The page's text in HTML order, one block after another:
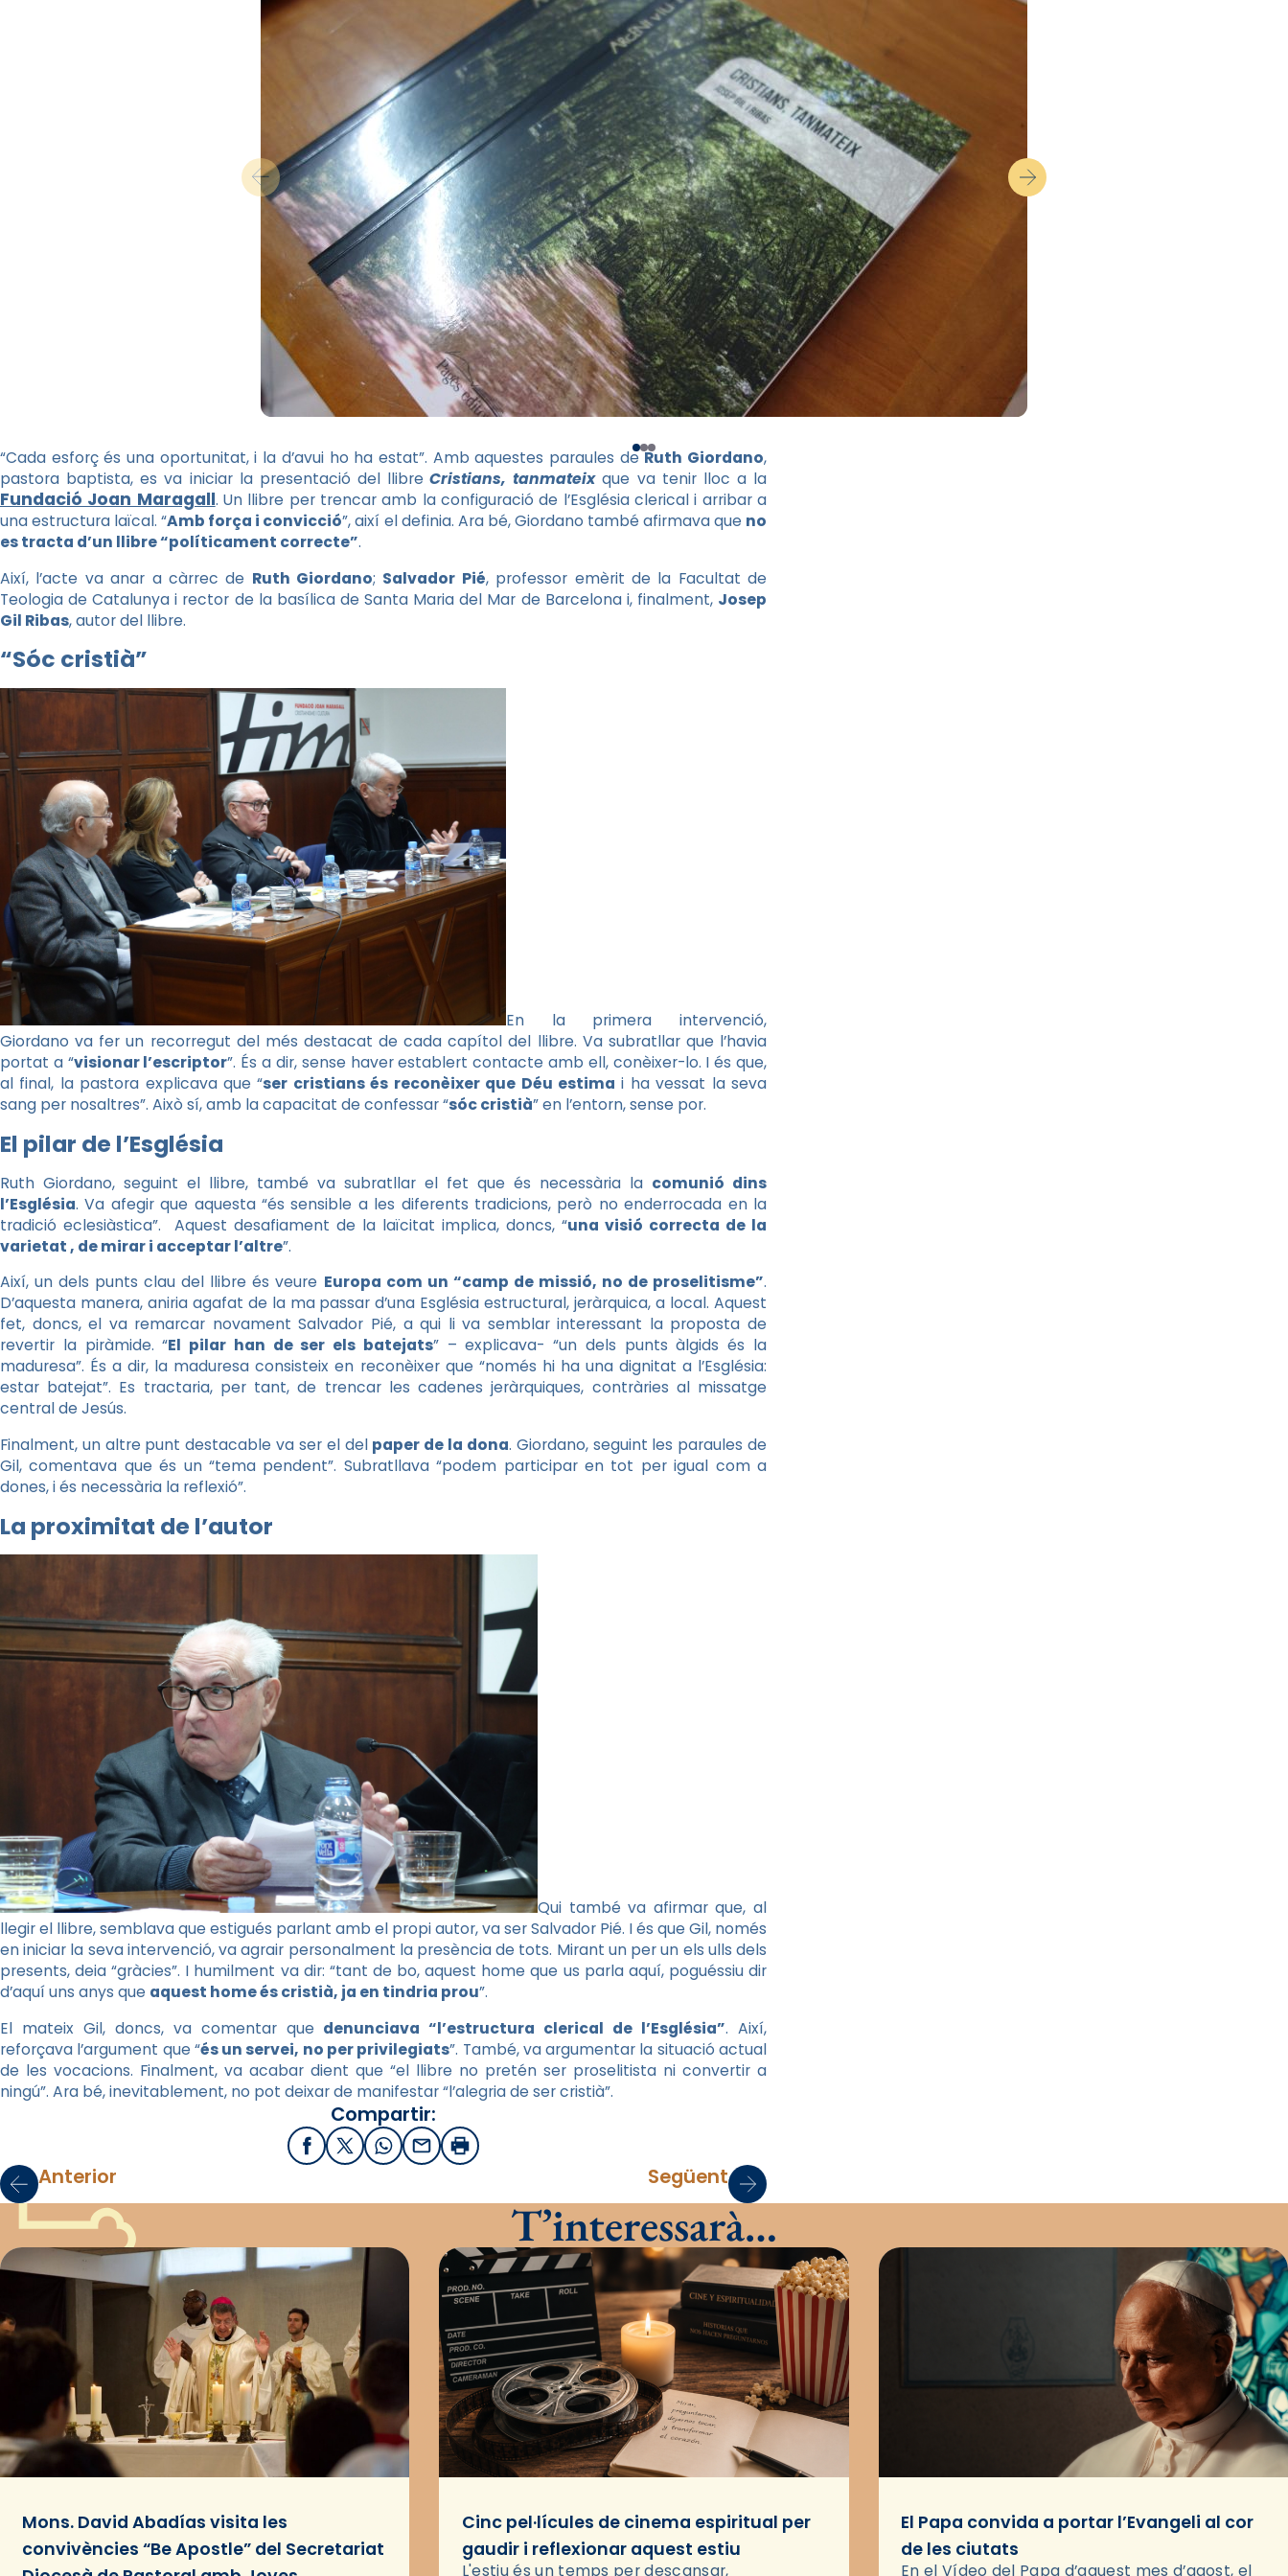
“Cada esforç és una oportunitat, i la d’avui ho ha estat”. Amb aquestes paraules deRuth Giordano,
pastora baptista, es va iniciar la presentació del llibre Cristians, tanmateixque va tenir lloc a la
Fundació Joan Maragall. Un llibre per trencar amb la configuració de l’Església clerical i arribar a
una estructura laïcal. “Amb força i convicció”, així el definia. Ara bé, Giordano també afirmava que no
es tracta d’un llibre “políticament correcte”.
Així, l’acte va anar a càrrec de Ruth Giordano; Salvador Pié, professor emèrit de la Facultat de
Teologia de Catalunya i rector de la basílica de Santa Maria del Mar de Barcelona i, finalment, Josep
Gil Ribas, autor del llibre.
“Sóc cristià”
En la primera intervenció,
Giordano va fer un recorregut del més destacat de cada capítol del llibre. Va subratllar que l’havia
portat a “visionar l’escriptor”. És a dir, sense haver establert contacte amb ell, conèixer-lo. I és que,
al final, la pastora explicava que “ser cristians és reconèixer que Déu estima i ha vessat la seva
sang per nosaltres”. Això sí, amb la capacitat de confessar “sóc cristià” en l’entorn, sense por.
El pilar de l’Església
Ruth Giordano, seguint el llibre, també va subratllar el fet que és necessària la comunió dins
l’Església. Va afegir que aquesta “és sensible a les diferents tradicions, però no enderrocada en la
tradició eclesiàstica”. Aquest desafiament de la laïcitat implica, doncs, “una visió correcta de la
varietat , de mirar i acceptar l’altre”.
Així, un dels punts clau del llibre és veure Europa com un “camp de missió, no de proselitisme”.
D’aquesta manera, aniria agafat de la ma passar d’una Església estructural, jeràrquica, a local. Aquest
fet, doncs, el va remarcar novament Salvador Pié, a qui li va semblar interessant la proposta de
revertir la piràmide. “El pilar han de ser els batejats” – explicava- “un dels punts àlgids és la
maduresa”. És a dir, la maduresa consisteix en reconèixer que “només hi ha una dignitat a l’Església:
estar batejat”. Es tractaria, per tant, de trencar les cadenes jeràrquiques, contràries al missatge
central de Jesús.
Finalment, un altre punt destacable va ser el del paper de la dona. Giordano, seguint les paraules de
Gil, comentava que és un “tema pendent”. Subratllava “podem participar en tot per igual com a
dones, i és necessària la reflexió”.
La proximitat de l’autor
Qui també va afirmar que, al
llegir el llibre, semblava que estigués parlant amb el propi autor, va ser Salvador Pié. I és que Gil, només
en iniciar la seva intervenció, va agrair personalment la presència de tots. Mirant un per un els ulls dels
presents, deia “gràcies”. I humilment va dir: “tant de bo, aquest home que us parla aquí, poguéssiu dir
d’aquí uns anys que aquest home és cristià, ja en tindria prou”.
El mateix Gil, doncs, va comentar que denunciava “l’estructura clerical de l’Església”. Així,
reforçava l’argument que “és un servei, no per privilegiats”. També, va argumentar la situació actual
de les vocacions. Finalment, va acabar dient que “el llibre no pretén ser proselitista ni convertir a
ningú”. Ara bé, inevitablement, no pot deixar de manifestar “l’alegria de ser cristià”.
Compartir:
FacebookX / Twitter
WhatsApp
EmailImprimir
Anterior Següent
T’interessarà…
Mons. David Abadías visita les
convivències “Be Apostle” del Secretariat
Cinc pel·lícules de cinema espiritual per
gaudir i reflexionar aquest estiu
L'estiu és un temps per descansar,
El Papa convida a portar l’Evangeli al cor
de les ciutats
En el Vídeo del Papa d’aquest mes d’agost, el